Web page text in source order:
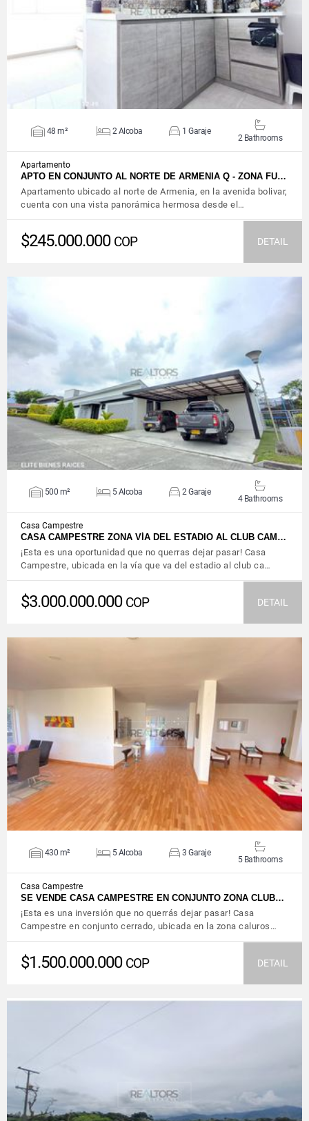
VIEW DETAILS
48 m² 2 Alcoba 1 Garaje
2 Bathrooms
Apartamento
APTO EN CONJUNTO AL NORTE DE ARMENIA Q - ZONA FU…
Apartamento ubicado al norte de Armenia, en la avenida bolivar,
cuenta con una vista panorámica hermosa desde el…
$245.000.000 COP DETAIL
VIEW DETAILS
500 m² 5 Alcoba 2 Garaje
4 Bathrooms
Casa Campestre
CASA CAMPESTRE ZONA VÍA DEL ESTADIO AL CLUB CAM…
¡Esta es una oportunidad que no querras dejar pasar! Casa
Campestre, ubicada en la vía que va del estadio al club ca…
$3.000.000.000 COP DETAIL
VIEW DETAILS
430 m² 5 Alcoba 3 Garaje
5 Bathrooms
Casa Campestre
SE VENDE CASA CAMPESTRE EN CONJUNTO ZONA CLUB…
¡Esta es una inversión que no querrás dejar pasar! Casa
Campestre en conjunto cerrado, ubicada en la zona caluros…
$1.500.000.000 COP DETAIL
VIEW DETAILS